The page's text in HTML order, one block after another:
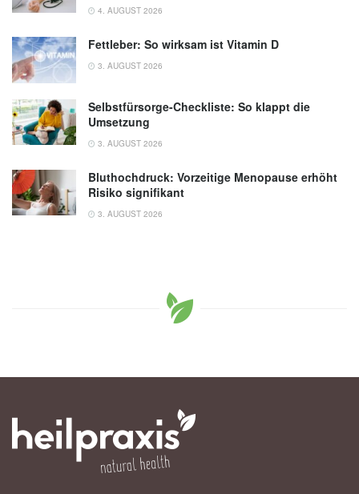
4. AUGUST 2026
Fettleber: So wirksam ist Vitamin D
3. AUGUST 2026
Selbstfürsorge-Checkliste: So klappt die
Umsetzung
3. AUGUST 2026
Bluthochdruck: Vorzeitige Menopause erhöht
Risiko signifikant
3. AUGUST 2026